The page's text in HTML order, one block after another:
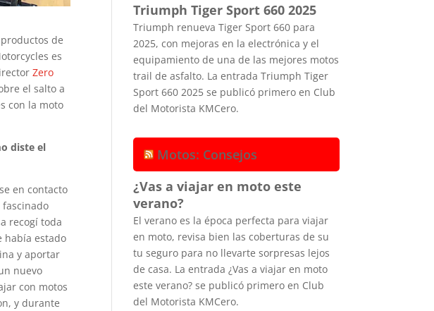
de
es
Zero
el salto a
con la moto
diste el
en contacto
fascinado
recogí toda
había estado
y aportar
nuevo
con motos
y durante
Triumph Tiger Sport 660 2025
Triumph renueva Tiger Sport 660 para
2025, con mejoras en la electrónica y el
equipamiento de una de las mejores motos
trail de asfalto. La entrada Triumph Tiger
Sport 660 2025 se publicó primero en Club
del Motorista KMCero.
Motos: Consejos
¿Vas a viajar en moto este
verano?
El verano es la época perfecta para viajar
en moto, revisa bien las coberturas de su
tu seguro para no llevarte sorpresas lejos
de casa. La entrada ¿Vas a viajar en moto
este verano? se publicó primero en Club
del Motorista KMCero.